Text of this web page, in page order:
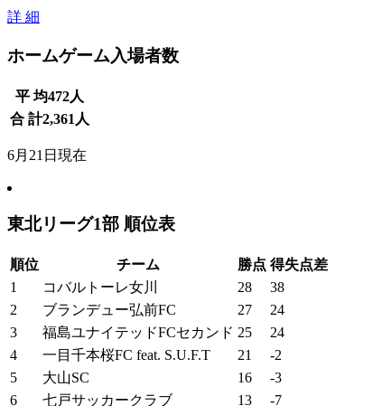
詳 細
ホームゲーム入場者数
平 均472人
合 計2,361 人
6月21日現在
東北リーグ1部 順位表
順位 チーム 勝点 得失点差
1
コバルトーレ女川 28
38
2
ブランデュー弘前FC 27
24
3
福島ユナイテッドFCセカンド 25
24
4
一目千本桜FC feat. S.U.F.T 21
-2
5
大山SC 16
-3
6
七戸サッカークラブ 13
-7